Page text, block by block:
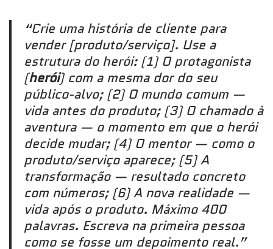
“Crie uma história de cliente para
vender [produto/serviço]. Use a
estrutura do herói: (1) O protagonista
(herói) com a mesma dor do seu
público-alvo; (2) O mundo comum —
vida antes do produto; (3) O chamado à
aventura — o momento em que o herói
decide mudar; (4) O mentor — como o
produto/serviço aparece; (5) A
transformação — resultado concreto
com números; (6) A nova realidade —
vida após o produto. Máximo 400
palavras. Escreva na primeira pessoa
como se fosse um depoimento real.”